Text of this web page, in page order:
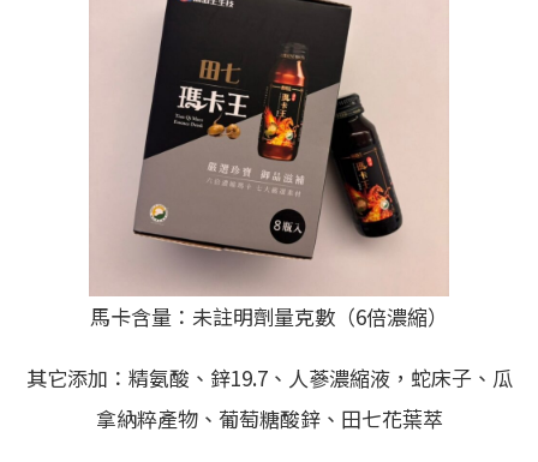
馬卡含量：未註明劑量克數（6倍濃縮）
其它添加：精氨酸、鋅19.7、人蔘濃縮液，蛇床子、瓜
拿納粹產物、葡萄糖酸鋅、田七花葉萃